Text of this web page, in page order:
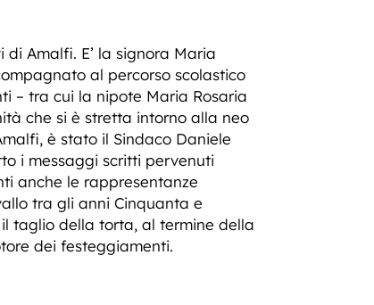
Amalfi. E’ la signora Maria
al percorso scolastico
– tra cui la nipote Maria Rosaria
che si è stretta intorno alla neo
è stato il Sindaco Daniele
i messaggi scritti pervenuti
anche le rappresentanze
tra gli anni Cinquanta e
taglio della torta, al termine della
dei festeggiamenti.